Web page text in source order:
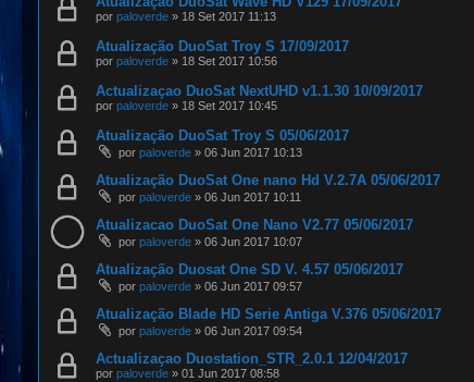
por paloverde » 18 Set 2017 11:13
Atualização DuoSat Troy S 17/09/2017
por paloverde » 18 Set 2017 10:56
Actualizaçao DuoSat NextUHD v1.1.30 10/09/2017
por paloverde » 18 Set 2017 10:45
Atualização DuoSat Troy S 05/06/2017
por paloverde » 06 Jun 2017 10:13
Atualização DuoSat One nano Hd V.2.7A 05/06/2017
por paloverde » 06 Jun 2017 10:11
Atualizacao DuoSat One Nano V2.77 05/06/2017
por paloverde » 06 Jun 2017 10:07
Atualização Duosat One SD V. 4.57 05/06/2017
por paloverde » 06 Jun 2017 09:57
Atualização Blade HD Serie Antiga V.376 05/06/2017
por paloverde » 06 Jun 2017 09:54
Actualizaçao Duostation_STR_2.0.1 12/04/2017
por paloverde » 01 Jun 2017 08:58